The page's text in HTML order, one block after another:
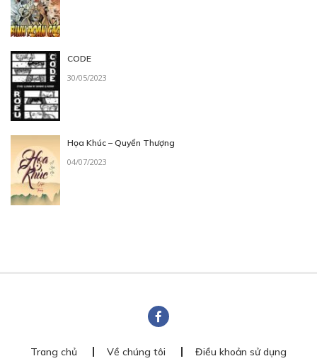
CODE
30/05/2023
Họa Khúc – Quyển Thượng
04/07/2023
Trang chủ Về chúng tôi Điều khoản sử dụng